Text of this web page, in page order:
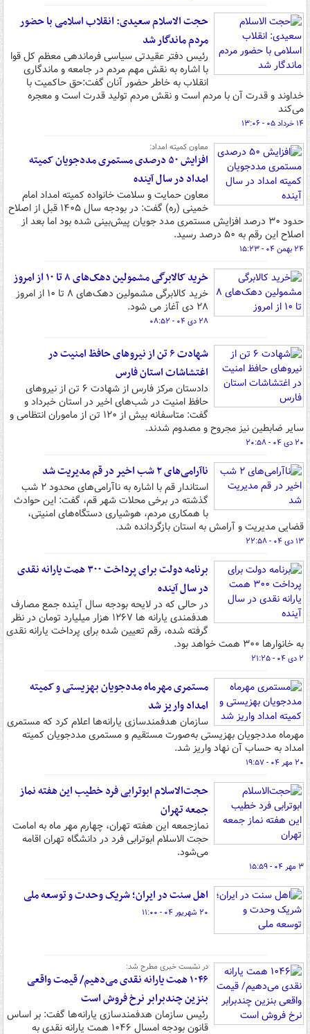
حجت الاسلام سعیدی: انقلاب اسلامی با حضور
مردم ماندگار شد
رئیس دفتر عقیدتی سیاسی فرماندهی معظم کل قوا
با اشاره به نقش مهم مردم در جامعه و ماندگاری
انقلاب به خاطر حضور آنان گفت:حق حاکمیت با
خداوند و قدرت آن با مردم است و نقش مردم تولید قدرت است و معجره
می‌کند
۱۴ خرداد ۰۵ - ۱۳:۰۶
معاون کمیته امداد:
افزایش ۵۰ درصدی مستمری مددجویان کمیته
امداد در سال آینده
معاون حمایت و سلامت خانواده کمیته امداد امام
خمینی (ره) گفت: در بودجه سال ۱۴۰۵ قبل از اصلاح
حدود ۳۰ درصد افزایش مستمری مدد جویان پیش‌بینی شده بود اما بعد از
اصلاح این رقم به ۵۰ درصد رسید.
۲۴ بهمن ۰۴ - ۱۵:۲۳
خرید کالابرگی مشمولین دهک‌های ۸ تا ۱۰ از امروز
خرید کالابرگی مشمولین دهک‌های ۸ تا ۱۰ از امروز
۲۸ دی آغاز می شود.
۲۸ دی ۰۴ - ۰۸:۵۲
شهادت ۶ تن از نیروهای حافظ امنیت در
اغتشاشات استان فارس
دادستان مرکز فارس از شهادت ۶ تن از نیروهای
حافظ امنیت در شب‌های اخیر در استان خبرداد و
گفت: متاسفانه بیش از ۱۲۰ تن از ماموران انتظامی و
سایر ضابطین نیز مجروح و مصدوم شدند.
۲۰ دی ۰۴ - ۲۰:۵۸
ناآرامی‌های ۲ شب اخیر در قم مدیریت شد
استاندار قم با اشاره به ناآرامی‌های محدود ۲ شب
گذشته در برخی محلات شهر قم، گفت: این حوادث
با همکاری مردم، هوشیاری دستگاه‌های امنیتی،
قضایی مدیریت و آرامش به استان بازگردانده شد.
۱۳ دی ۰۴ - ۲۲:۵۸
برنامه دولت برای پرداخت ۳۰۰ همت یارانه نقدی
در سال آینده
در حالی که در لایحه بودجه سال آینده جمع مصارف
هدفمندی یارانه ها ۱۲۶۷ هزار میلیارد تومان در نظر
گرفته شده، رقم تعیین شده برای پرداخت یارانه نقدی
به خانوارها ۳۰۰ همت خواهد بود.
۲ دی ۰۴ - ۲۱:۲۵
مستمری مهرماه مددجویان بهزیستی و کمیته
امداد واریز شد
سازمان هدفمندسازی یارانه‌ها اعلام کرد که مستمری
مهرماه مددجویان بهزیستی به‌صورت مستقیم و مستمری مددجویان کمیته
امداد به حساب آن نهاد واریز شد.
۲۰ مهر ۰۴ - ۱۹:۵۷
حجت‌الاسلام ابوترابی فرد خطیب این هفته نماز
جمعه تهران
نمازجمعه این هفته تهران، چهارم مهر ماه به امامت
حجت الاسلام ابوترابی فرد در دانشگاه تهران اقامه
می‌شود.
۳ مهر ۰۴ - ۱۵:۵۹
اهل سنت در ایران؛ شریک وحدت و توسعه ملی
۲۰ شهریور ۰۴ - ۱۱:۰۰
در نشست خبری مطرح شد:
۱۰۴۶ همت یارانه نقدی می‌دهیم/ قیمت واقعی
بنزین چندبرابر نرخ فروش است
رئیس سازمان هدفمندسازی یارانه‌ها گفت: بر اساس
قانون بودجه امسال ۱۰۴۶ همت یارانه نقدی به